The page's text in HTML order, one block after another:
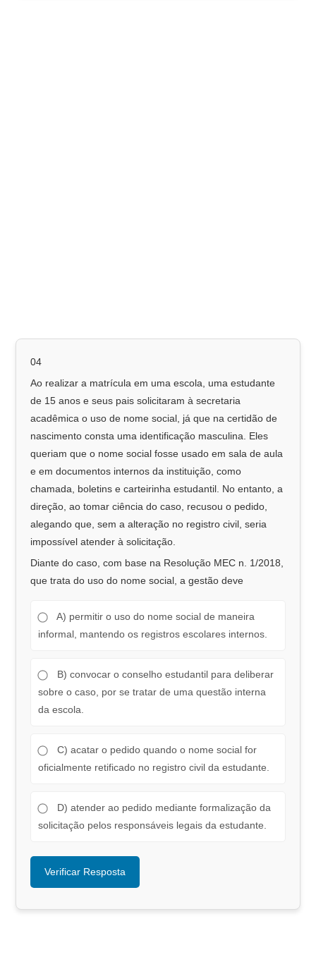
04
Ao realizar a matrícula em uma escola, uma estudante
de 15 anos e seus pais solicitaram à secretaria
acadêmica o uso de nome social, já que na certidão de
nascimento consta uma identificação masculina. Eles
queriam que o nome social fosse usado em sala de aula
e em documentos internos da instituição, como
chamada, boletins e carteirinha estudantil. No entanto, a
direção, ao tomar ciência do caso, recusou o pedido,
alegando que, sem a alteração no registro civil, seria
impossível atender à solicitação.
Diante do caso, com base na Resolução MEC n. 1/2018,
que trata do uso do nome social, a gestão deve
A) permitir o uso do nome social de maneira
informal, mantendo os registros escolares internos.
B) convocar o conselho estudantil para deliberar
sobre o caso, por se tratar de uma questão interna
da escola.
C) acatar o pedido quando o nome social for
oficialmente retificado no registro civil da estudante.
D) atender ao pedido mediante formalização da
solicitação pelos responsáveis legais da estudante.
Verificar Resposta